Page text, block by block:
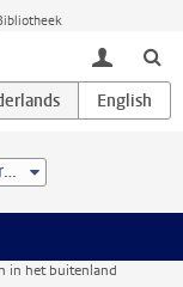
toggle
FGW faculteitsbestuur en bureau
in het buitenland